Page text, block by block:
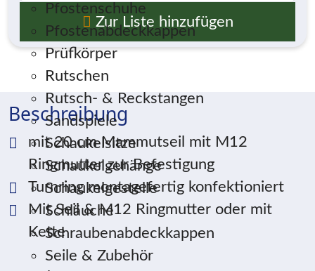
Pfostenschuhe
Pfostenabdeckkappen
Prüfkörper
Rutschen
Rutsch- & Reckstangen
Sandspiele
Schaukelsitze
Schaukelgehänge
Schaukelgestelle
Schläuche
Schraubenabdeckkappen
Seile & Zubehör
Zur Liste hinzufügen
Beschreibung
mit 20 cm Mammutseil mit M12
Ringmutter zur Befestigung
Turnring montagefertig konfektioniert
Mit Seil & M12 Ringmutter oder mit
Kette